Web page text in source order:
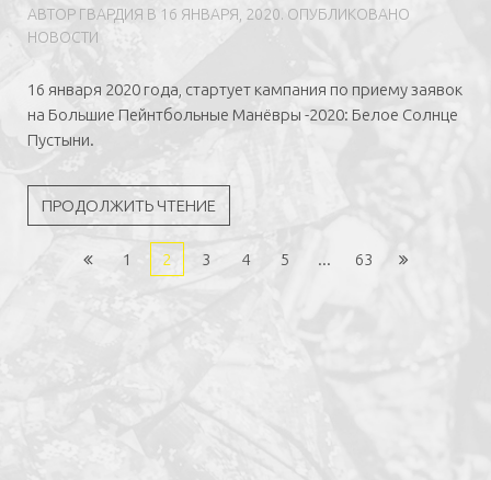
АВТОР ГВAРДИЯ В 16 ЯНВАРЯ, 2020. ОПУБЛИКОВАНО
НОВОСТИ
16 января 2020 года, стартует кампания по приему заявок
на Большие Пейнтбольные Манёвры -2020: Белое Солнце
Пустыни.
ПРОДОЛЖИТЬ ЧТЕНИЕ
1 2 3 4 5 ... 63